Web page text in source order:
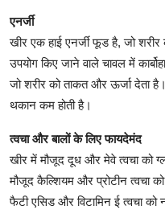
एनर्जी
खीर एक हाई एनर्जी फूड है, जो
उपयोग किए जाने वाले चावल में
जो शरीर को ताकत और ऊर्जा देता
थकान कम होती है।
त्वचा और बालों के लिए फायदेमंद
खीर में मौजूद दूध और मेवे त्वचा को
मौजूद कैल्शियम और प्रोटीन त्वचा
फैटी एसिड और विटामिन ई त्वचा